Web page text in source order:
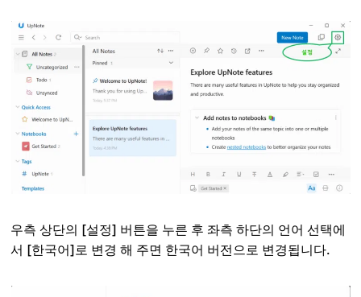
우측 상단의 [설정] 버튼을 누른 후 좌측 하단의 언어 선택에
서 [한국어]로 변경 해 주면 한국어 버전으로 변경됩니다.